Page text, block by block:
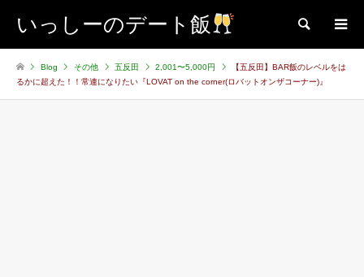
いっしーのデート飯 検索
Blog その他 五反田 2,001〜5,000円
【五反田】BAR飯のレベルをは
るかに超えた！！常連になりたい『LOVAT on the corner(ロバットオンザコーナー)』